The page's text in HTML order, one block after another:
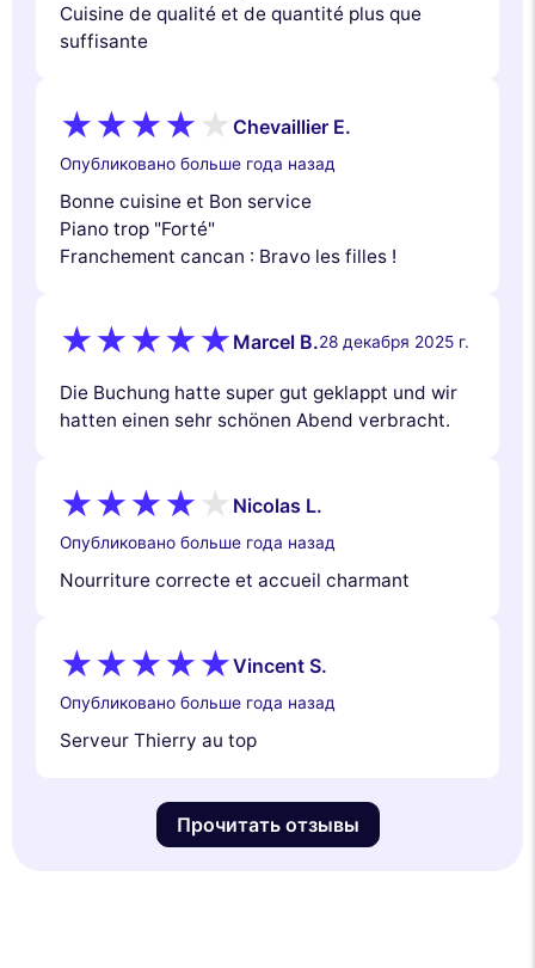
Cuisine de qualité et de quantité plus que
suffisante
Chevaillier E.
Опубликовано больше года назад
Bonne cuisine et Bon service
Piano trop "Forté"
Franchement cancan : Bravo les filles !
Marcel B.28 декабря 2025 г.
Die Buchung hatte super gut geklappt und wir
hatten einen sehr schönen Abend verbracht.
Nicolas L.
Опубликовано больше года назад
Nourriture correcte et accueil charmant
Vincent S.
Опубликовано больше года назад
Serveur Thierry au top
Прочитать отзывы